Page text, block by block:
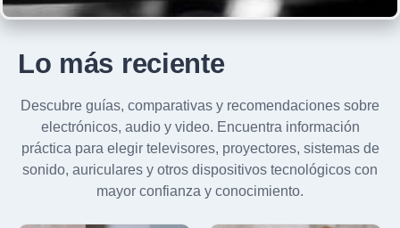
Lo más reciente
Descubre guías, comparativas y recomendaciones sobre
electrónicos, audio y video. Encuentra información
práctica para elegir televisores, proyectores, sistemas de
sonido, auriculares y otros dispositivos tecnológicos con
mayor confianza y conocimiento.